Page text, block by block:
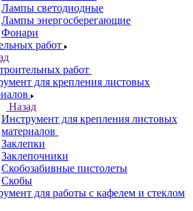
Лампы светодиодные
Лампы энергосберегающие
Фонари
работ
работ
для крепления листовых
Назад
Инструмент для крепления листовых
материалов
Заклепки
Заклепочники
Скобозабивные пистолеты
Скобы
для работы с кафелем и стеклом